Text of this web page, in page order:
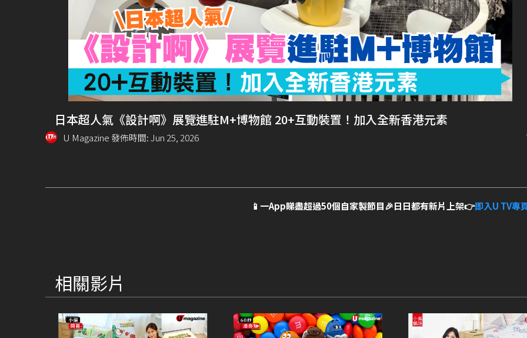
日本超人氣《設計啊》展覽進駐M+博物館 20+互動裝置！加入全新香港元素
U Magazine 發佈時間: Jun 25, 2026
📱一App睇盡超過50個自家製節目🎉日日都有新片上架👉即入U TV專
相關影片